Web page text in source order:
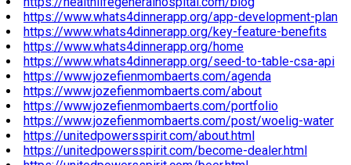
https://www.whats4dinnerapp.org/app-development-plan
https://www.whats4dinnerapp.org/key-feature-benefits
https://www.whats4dinnerapp.org/home
https://www.whats4dinnerapp.org/seed-to-table-csa-api
https://www.jozefienmombaerts.com/agenda
https://www.jozefienmombaerts.com/about
https://www.jozefienmombaerts.com/portfolio
https://www.jozefienmombaerts.com/post/woelig-water
https://unitedpowersspirit.com/about.html
https://unitedpowersspirit.com/become-dealer.html